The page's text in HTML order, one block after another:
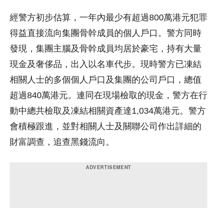
經警方初步估算，一年內最少有超過800萬港元犯罪
得益直接流向集團骨幹成員的個人戶口。警方同時
發現，集團主腦及骨幹成員均居於豪宅，持有大量
現金及奢侈品，出入以名車代步。現時警方已凍結
相關人士的多個個人戶口及集團的公司戶口，總值
超過840萬港元。連同在現場檢取的現金，警方在行
動中總共檢取及凍結相關資產達1,034萬港元。警方
會積極跟進，並對相關人士及關聯公司作出詳細的
財富調查，追查黑錢流向。